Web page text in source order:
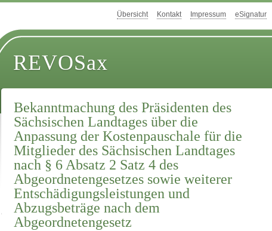
Übersicht Kontakt Impressum eSignatur
REVOSax
Bekanntmachung des Präsidenten des
Sächsischen Landtages über die
Anpassung der Kostenpauschale für die
Mitglieder des Sächsischen Landtages
nach § 6 Absatz 2 Satz 4 des
Abgeordnetengesetzes sowie weiterer
Entschädigungsleistungen und
Abzugsbeträge nach dem
Abgeordnetengesetz